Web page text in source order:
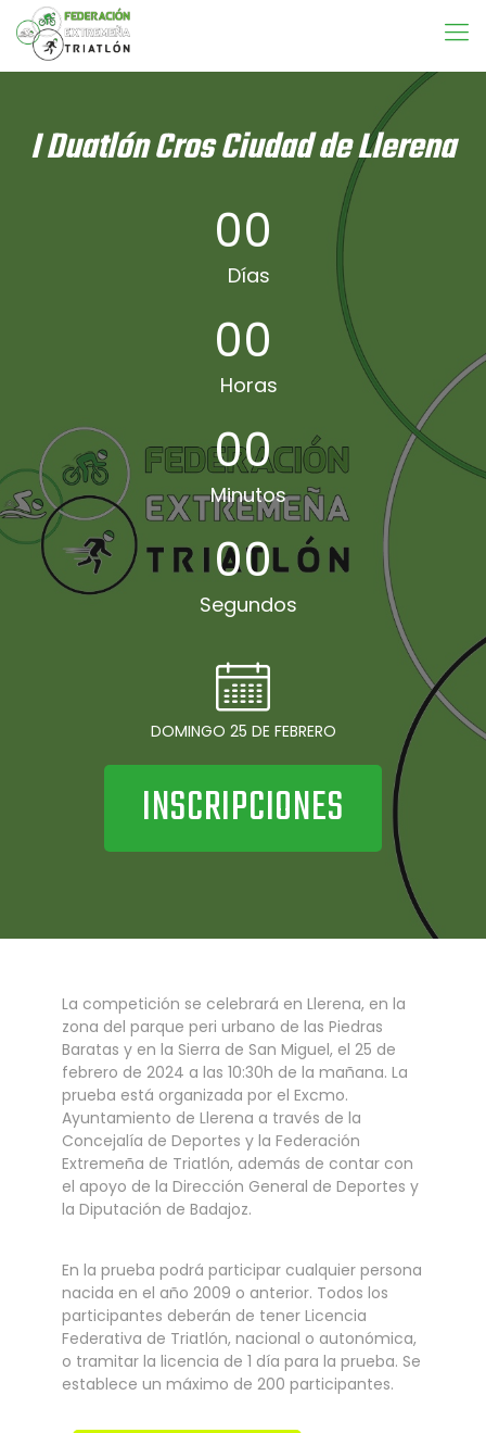
I Duatlón Cros Ciudad de Llerena
00
Días
00
Horas
00
Minutos
00
Segundos
DOMINGO 25 DE FEBRERO
INSCRIPCIONES
La competición se celebrará en Llerena, en la
zona del parque peri urbano de las Piedras
Baratas y en la Sierra de San Miguel, el 25 de
febrero de 2024 a las 10:30h de la mañana. La
prueba está organizada por el Excmo.
Ayuntamiento de Llerena a través de la
Concejalía de Deportes y la Federación
Extremeña de Triatlón, además de contar con
el apoyo de la Dirección General de Deportes y
la Diputación de Badajoz.
En la prueba podrá participar cualquier persona
nacida en el año 2009 o anterior. Todos los
participantes deberán de tener Licencia
Federativa de Triatlón, nacional o autonómica,
o tramitar la licencia de 1 día para la prueba. Se
establece un máximo de 200 participantes.